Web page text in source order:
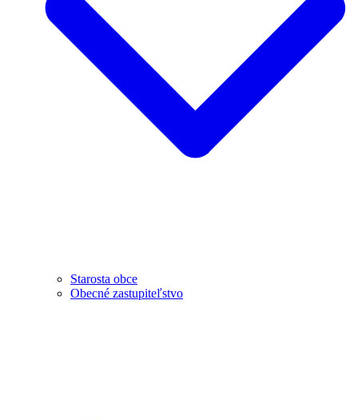
Starosta obce
Obecné zastupiteľstvo